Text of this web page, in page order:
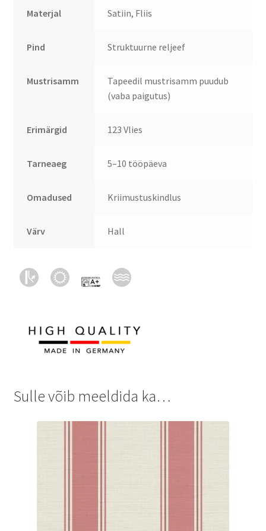
Materjal Satiin, Fliis
Pind Struktuurne reljeef
Mustrisamm
Tapeedil mustrisamm puudub
(vaba paigutus)
Erimärgid 123 Vlies
Tarneaeg 5–10 tööpäeva
Omadused Kriimustuskindlus
Värv Hall
Sulle võib meeldida ka…